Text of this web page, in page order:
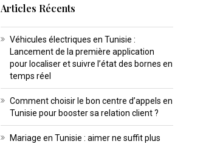
Articles Récents
Véhicules électriques en Tunisie :
Lancement de la première application
pour localiser et suivre l’état des bornes en
temps réel
Comment choisir le bon centre d’appels en
Tunisie pour booster sa relation client ?
Mariage en Tunisie : aimer ne suffit plus